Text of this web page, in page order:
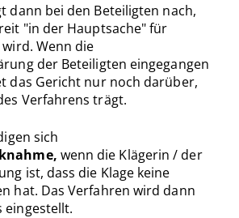
dann bei den Beteiligten nach,
"in der Hauptsache" für
wird. Wenn die
der Beteiligten eingegangen
das Gericht nur noch darüber,
Verfahrens trägt.
sich
wenn die Klägerin / der
ist, dass die Klage keine
hat. Das Verfahren wird dann
eingestellt.